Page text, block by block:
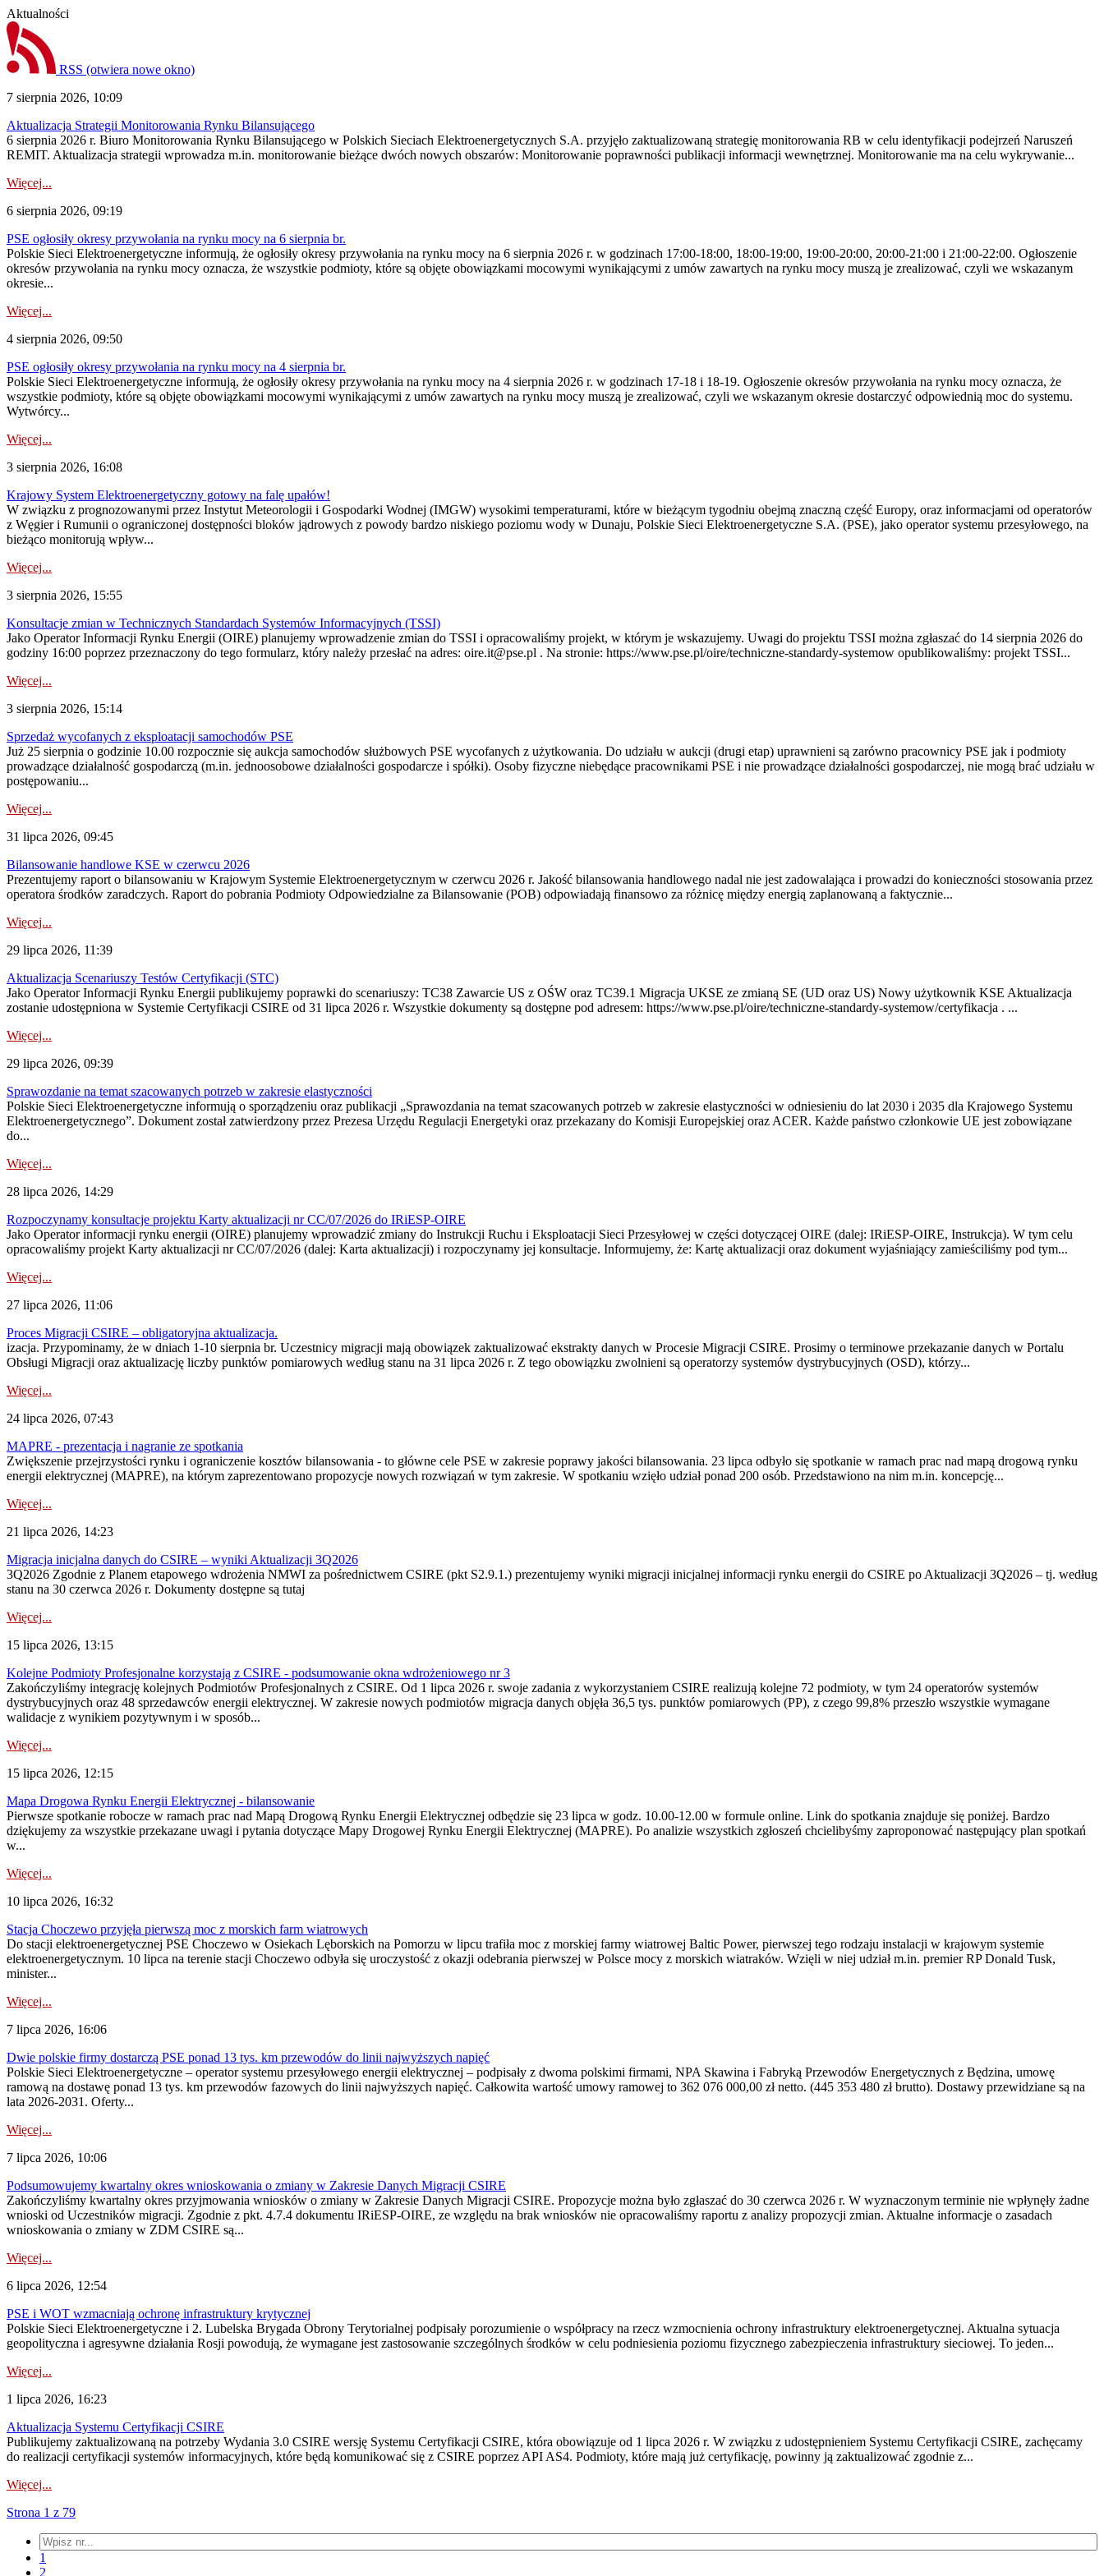
Aktualności
RSS (otwiera nowe okno)
7 sierpnia 2026, 10:09
Aktualizacja Strategii Monitorowania Rynku Bilansującego
6 sierpnia 2026 r. Biuro Monitorowania Rynku Bilansującego w Polskich Sieciach Elektroenergetycznych S.A. przyjęło zaktualizowaną strategię monitorowania RB w celu identyfikacji podejrzeń Naruszeń
REMIT. Aktualizacja strategii wprowadza m.in. monitorowanie bieżące dwóch nowych obszarów: Monitorowanie poprawności publikacji informacji wewnętrznej. Monitorowanie ma na celu wykrywanie...
Więcej...
6 sierpnia 2026, 09:19
PSE ogłosiły okresy przywołania na rynku mocy na 6 sierpnia br.
Polskie Sieci Elektroenergetyczne informują, że ogłosiły okresy przywołania na rynku mocy na 6 sierpnia 2026 r. w godzinach 17:00-18:00, 18:00-19:00, 19:00-20:00, 20:00-21:00 i 21:00-22:00. Ogłoszenie
okresów przywołania na rynku mocy oznacza, że wszystkie podmioty, które są objęte obowiązkami mocowymi wynikającymi z umów zawartych na rynku mocy muszą je zrealizować, czyli we wskazanym
okresie...
Więcej...
4 sierpnia 2026, 09:50
PSE ogłosiły okresy przywołania na rynku mocy na 4 sierpnia br.
Polskie Sieci Elektroenergetyczne informują, że ogłosiły okresy przywołania na rynku mocy na 4 sierpnia 2026 r. w godzinach 17-18 i 18-19. Ogłoszenie okresów przywołania na rynku mocy oznacza, że
wszystkie podmioty, które są objęte obowiązkami mocowymi wynikającymi z umów zawartych na rynku mocy muszą je zrealizować, czyli we wskazanym okresie dostarczyć odpowiednią moc do systemu.
Wytwórcy...
Więcej...
3 sierpnia 2026, 16:08
Krajowy System Elektroenergetyczny gotowy na falę upałów!
W związku z prognozowanymi przez Instytut Meteorologii i Gospodarki Wodnej (IMGW) wysokimi temperaturami, które w bieżącym tygodniu obejmą znaczną część Europy, oraz informacjami od operatorów
z Węgier i Rumunii o ograniczonej dostępności bloków jądrowych z powody bardzo niskiego poziomu wody w Dunaju, Polskie Sieci Elektroenergetyczne S.A. (PSE), jako operator systemu przesyłowego, na
bieżąco monitorują wpływ...
Więcej...
3 sierpnia 2026, 15:55
Konsultacje zmian w Technicznych Standardach Systemów Informacyjnych (TSSI)
Jako Operator Informacji Rynku Energii (OIRE) planujemy wprowadzenie zmian do TSSI i opracowaliśmy projekt, w którym je wskazujemy. Uwagi do projektu TSSI można zgłaszać do 14 sierpnia 2026 do
godziny 16:00 poprzez przeznaczony do tego formularz, który należy przesłać na adres: oire.it@pse.pl . Na stronie: https://www.pse.pl/oire/techniczne-standardy-systemow opublikowaliśmy: projekt TSSI...
Więcej...
3 sierpnia 2026, 15:14
Sprzedaż wycofanych z eksploatacji samochodów PSE
Już 25 sierpnia o godzinie 10.00 rozpocznie się aukcja samochodów służbowych PSE wycofanych z użytkowania. Do udziału w aukcji (drugi etap) uprawnieni są zarówno pracownicy PSE jak i podmioty
prowadzące działalność gospodarczą (m.in. jednoosobowe działalności gospodarcze i spółki). Osoby fizyczne niebędące pracownikami PSE i nie prowadzące działalności gospodarczej, nie mogą brać udziału w
postępowaniu...
Więcej...
31 lipca 2026, 09:45
Bilansowanie handlowe KSE w czerwcu 2026
Prezentujemy raport o bilansowaniu w Krajowym Systemie Elektroenergetycznym w czerwcu 2026 r. Jakość bilansowania handlowego nadal nie jest zadowalająca i prowadzi do konieczności stosowania przez
operatora środków zaradczych. Raport do pobrania Podmioty Odpowiedzialne za Bilansowanie (POB) odpowiadają finansowo za różnicę między energią zaplanowaną a faktycznie...
Więcej...
29 lipca 2026, 11:39
Aktualizacja Scenariuszy Testów Certyfikacji (STC)
Jako Operator Informacji Rynku Energii publikujemy poprawki do scenariuszy: TC38 Zawarcie US z OŚW oraz TC39.1 Migracja UKSE ze zmianą SE (UD oraz US) Nowy użytkownik KSE Aktualizacja
zostanie udostępniona w Systemie Certyfikacji CSIRE od 31 lipca 2026 r. Wszystkie dokumenty są dostępne pod adresem: https://www.pse.pl/oire/techniczne-standardy-systemow/certyfikacja . ...
Więcej...
29 lipca 2026, 09:39
Sprawozdanie na temat szacowanych potrzeb w zakresie elastyczności
Polskie Sieci Elektroenergetyczne informują o sporządzeniu oraz publikacji „Sprawozdania na temat szacowanych potrzeb w zakresie elastyczności w odniesieniu do lat 2030 i 2035 dla Krajowego Systemu
Elektroenergetycznego”. Dokument został zatwierdzony przez Prezesa Urzędu Regulacji Energetyki oraz przekazany do Komisji Europejskiej oraz ACER. Każde państwo członkowie UE jest zobowiązane
do...
Więcej...
28 lipca 2026, 14:29
Rozpoczynamy konsultacje projektu Karty aktualizacji nr CC/07/2026 do IRiESP-OIRE
Jako Operator informacji rynku energii (OIRE) planujemy wprowadzić zmiany do Instrukcji Ruchu i Eksploatacji Sieci Przesyłowej w części dotyczącej OIRE (dalej: IRiESP-OIRE, Instrukcja). W tym celu
opracowaliśmy projekt Karty aktualizacji nr CC/07/2026 (dalej: Karta aktualizacji) i rozpoczynamy jej konsultacje. Informujemy, że: Kartę aktualizacji oraz dokument wyjaśniający zamieściliśmy pod tym...
Więcej...
27 lipca 2026, 11:06
Proces Migracji CSIRE – obligatoryjna aktualizacja.
izacja. Przypominamy, że w dniach 1-10 sierpnia br. Uczestnicy migracji mają obowiązek zaktualizować ekstrakty danych w Procesie Migracji CSIRE. Prosimy o terminowe przekazanie danych w Portalu
Obsługi Migracji oraz aktualizację liczby punktów pomiarowych według stanu na 31 lipca 2026 r. Z tego obowiązku zwolnieni są operatorzy systemów dystrybucyjnych (OSD), którzy...
Więcej...
24 lipca 2026, 07:43
MAPRE - prezentacja i nagranie ze spotkania
Zwiększenie przejrzystości rynku i ograniczenie kosztów bilansowania - to główne cele PSE w zakresie poprawy jakości bilansowania. 23 lipca odbyło się spotkanie w ramach prac nad mapą drogową rynku
energii elektrycznej (MAPRE), na którym zaprezentowano propozycje nowych rozwiązań w tym zakresie. W spotkaniu wzięło udział ponad 200 osób. Przedstawiono na nim m.in. koncepcję...
Więcej...
21 lipca 2026, 14:23
Migracja inicjalna danych do CSIRE – wyniki Aktualizacji 3Q2026
3Q2026 Zgodnie z Planem etapowego wdrożenia NMWI za pośrednictwem CSIRE (pkt S2.9.1.) prezentujemy wyniki migracji inicjalnej informacji rynku energii do CSIRE po Aktualizacji 3Q2026 – tj. według
stanu na 30 czerwca 2026 r. Dokumenty dostępne są tutaj
Więcej...
15 lipca 2026, 13:15
Kolejne Podmioty Profesjonalne korzystają z CSIRE - podsumowanie okna wdrożeniowego nr 3
Zakończyliśmy integrację kolejnych Podmiotów Profesjonalnych z CSIRE. Od 1 lipca 2026 r. swoje zadania z wykorzystaniem CSIRE realizują kolejne 72 podmioty, w tym 24 operatorów systemów
dystrybucyjnych oraz 48 sprzedawców energii elektrycznej. W zakresie nowych podmiotów migracja danych objęła 36,5 tys. punktów pomiarowych (PP), z czego 99,8% przeszło wszystkie wymagane
walidacje z wynikiem pozytywnym i w sposób...
Więcej...
15 lipca 2026, 12:15
Mapa Drogowa Rynku Energii Elektrycznej - bilansowanie
Pierwsze spotkanie robocze w ramach prac nad Mapą Drogową Rynku Energii Elektrycznej odbędzie się 23 lipca w godz. 10.00-12.00 w formule online. Link do spotkania znajduje się poniżej. Bardzo
dziękujemy za wszystkie przekazane uwagi i pytania dotyczące Mapy Drogowej Rynku Energii Elektrycznej (MAPRE). Po analizie wszystkich zgłoszeń chcielibyśmy zaproponować następujący plan spotkań
w...
Więcej...
10 lipca 2026, 16:32
Stacja Choczewo przyjęła pierwszą moc z morskich farm wiatrowych
Do stacji elektroenergetycznej PSE Choczewo w Osiekach Lęborskich na Pomorzu w lipcu trafiła moc z morskiej farmy wiatrowej Baltic Power, pierwszej tego rodzaju instalacji w krajowym systemie
elektroenergetycznym. 10 lipca na terenie stacji Choczewo odbyła się uroczystość z okazji odebrania pierwszej w Polsce mocy z morskich wiatraków. Wzięli w niej udział m.in. premier RP Donald Tusk,
minister...
Więcej...
7 lipca 2026, 16:06
Dwie polskie firmy dostarczą PSE ponad 13 tys. km przewodów do linii najwyższych napięć
Polskie Sieci Elektroenergetyczne – operator systemu przesyłowego energii elektrycznej – podpisały z dwoma polskimi firmami, NPA Skawina i Fabryką Przewodów Energetycznych z Będzina, umowę
ramową na dostawę ponad 13 tys. km przewodów fazowych do linii najwyższych napięć. Całkowita wartość umowy ramowej to 362 076 000,00 zł netto. (445 353 480 zł brutto). Dostawy przewidziane są na
lata 2026-2031. Oferty...
Więcej...
7 lipca 2026, 10:06
Podsumowujemy kwartalny okres wnioskowania o zmiany w Zakresie Danych Migracji CSIRE
Zakończyliśmy kwartalny okres przyjmowania wniosków o zmiany w Zakresie Danych Migracji CSIRE. Propozycje można było zgłaszać do 30 czerwca 2026 r. W wyznaczonym terminie nie wpłynęły żadne
wnioski od Uczestników migracji. Zgodnie z pkt. 4.7.4 dokumentu IRiESP-OIRE, ze względu na brak wniosków nie opracowaliśmy raportu z analizy propozycji zmian. Aktualne informacje o zasadach
wnioskowania o zmiany w ZDM CSIRE są...
Więcej...
6 lipca 2026, 12:54
PSE i WOT wzmacniają ochronę infrastruktury krytycznej
Polskie Sieci Elektroenergetyczne i 2. Lubelska Brygada Obrony Terytorialnej podpisały porozumienie o współpracy na rzecz wzmocnienia ochrony infrastruktury elektroenergetycznej. Aktualna sytuacja
geopolityczna i agresywne działania Rosji powodują, że wymagane jest zastosowanie szczególnych środków w celu podniesienia poziomu fizycznego zabezpieczenia infrastruktury sieciowej. To jeden...
Więcej...
1 lipca 2026, 16:23
Aktualizacja Systemu Certyfikacji CSIRE
Publikujemy zaktualizowaną na potrzeby Wydania 3.0 CSIRE wersję Systemu Certyfikacji CSIRE, która obowiązuje od 1 lipca 2026 r. W związku z udostępnieniem Systemu Certyfikacji CSIRE, zachęcamy
do realizacji certyfikacji systemów informacyjnych, które będą komunikować się z CSIRE poprzez API AS4. Podmioty, które mają już certyfikację, powinny ją zaktualizować zgodnie z...
Więcej...
Strona 1 z 79
1
2